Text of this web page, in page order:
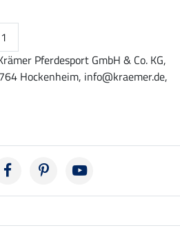
Pferdesport GmbH & Co. KG,
Hockenheim, info@kraemer.de,